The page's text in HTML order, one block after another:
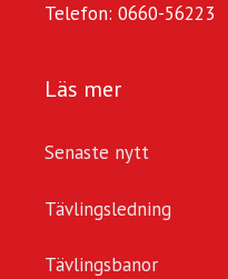
Telefon: 0660-56223
Läs mer
Senaste nytt
Tävlingsledning
Tävlingsbanor